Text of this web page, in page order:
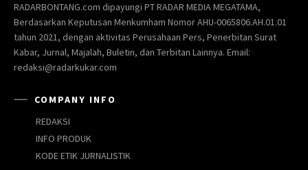
RADARBONTANG.com dipayungi PT RADAR MEDIA MEGATAMA,
Berdasarkan Keputusan Menkumham Nomor AHU-0065806.AH.01.01
tahun 2021, dengan aktivitas Perusahaan Pers, Penerbitan Surat
Kabar, Jurnal, Majalah, Buletin, dan Terbitan Lainnya. Email:
redaksi@radarkukar.com
COMPANY INFO
REDAKSI
INFO PRODUK
KODE ETIK JURNALISTIK